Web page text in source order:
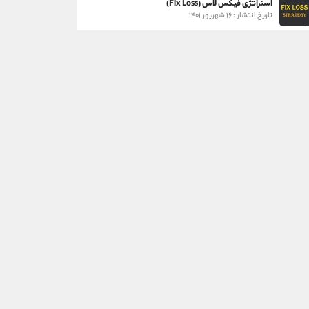
استراتژی فیکس لاس (Fix Loss)
تاریخ انتشار : ۱۶ شهریور ۱۴۰۱